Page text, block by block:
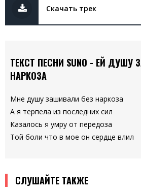
Скачать трек
ТЕКСТ ПЕСНИ SUNO - ЕЙ ДУШУ
НАРКОЗА
Мне душу зашивали без наркоза
А я терпела из последних сил
Казалось я умру от передоза
Той боли что в мое он сердце влил
СЛУШАЙТЕ ТАКЖЕ